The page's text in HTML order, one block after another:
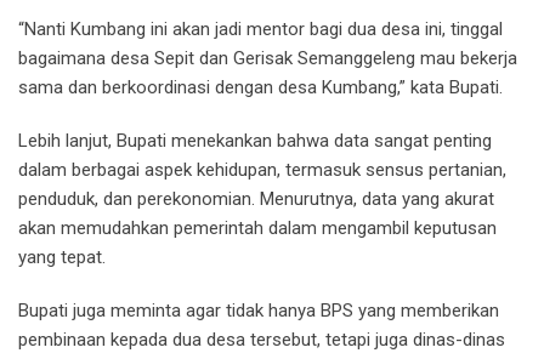
“Nanti Kumbang ini akan jadi mentor bagi dua desa ini, tinggal
bagaimana desa Sepit dan Gerisak Semanggeleng mau bekerja
sama dan berkoordinasi dengan desa Kumbang,” kata Bupati.
Lebih lanjut, Bupati menekankan bahwa data sangat penting
dalam berbagai aspek kehidupan, termasuk sensus pertanian,
penduduk, dan perekonomian. Menurutnya, data yang akurat
akan memudahkan pemerintah dalam mengambil keputusan
yang tepat.
Bupati juga meminta agar tidak hanya BPS yang memberikan
pembinaan kepada dua desa tersebut, tetapi juga dinas-dinas